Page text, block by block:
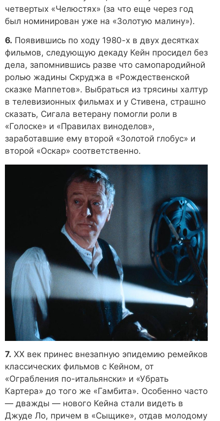
четвертых «Челюстях» (за что еще через год
был номинирован уже на «Золотую малину»).
6. Появившись по ходу 1980-х в двух десятках
фильмов, следующую декаду Кейн просидел без
дела, запомнившись разве что самопародийной
ролью жадины Скруджа в «Рождественской
сказке Маппетов». Выбраться из трясины халтур
в телевизионных фильмах и у Стивена, страшно
сказать, Сигала ветерану помогли роли в
«Голоске» и «Правилах виноделов»,
заработавшие ему второй «Золотой глобус» и
второй «Оскар» соответственно.
7. XX век принес внезапную эпидемию ремейков
классических фильмов с Кейном, от
«Ограбления по-итальянски» и «Убрать
Картера» до того же «Гамбита». Особенно часто
— дважды — нового Кейна стали видеть в
Джуде Ло, причем в «Сыщике», отдав молодому